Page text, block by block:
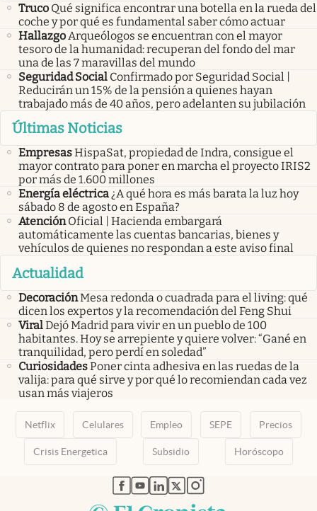
Truco Qué significa encontrar una botella en la rueda del
coche y por qué es fundamental saber cómo actuar
HallazgoArqueólogos se encuentran con el mayor
tesoro de la humanidad: recuperan del fondo del mar
una de las 7 maravillas del mundo
Seguridad Social Confirmado por Seguridad Social |
Reducirán un 15% de la pensión a quienes hayan
trabajado más de 40 años, pero adelanten su jubilación
Últimas Noticias
EmpresasHispaSat, propiedad de Indra, consigue el
mayor contrato para poner en marcha el proyecto IRIS2
por más de 1.600 millones
Energía eléctrica¿A qué hora es más barata la luz hoy
sábado 8 de agosto en España?
Atención Oficial | Hacienda embargará
automáticamente las cuentas bancarias, bienes y
vehículos de quienes no respondan a este aviso final
Actualidad
DecoraciónMesa redonda o cuadrada para el living: qué
dicen los expertos y la recomendación del Feng Shui
ViralDejó Madrid para vivir en un pueblo de 100
habitantes. Hoy se arrepiente y quiere volver: “Gané en
tranquilidad, pero perdí en soledad”
CuriosidadesPoner cinta adhesiva en las ruedas de la
valija: para qué sirve y por qué lo recomiendan cada vez
usan más viajeros
Netflix Celulares Empleo SEPE Precios
Crisis Energetica Subsidio Horóscopo
abre en nueva pestaña
abre en nueva pestaña
abre en nueva pestaña
abre en nueva pestaña
abre en nueva pestaña